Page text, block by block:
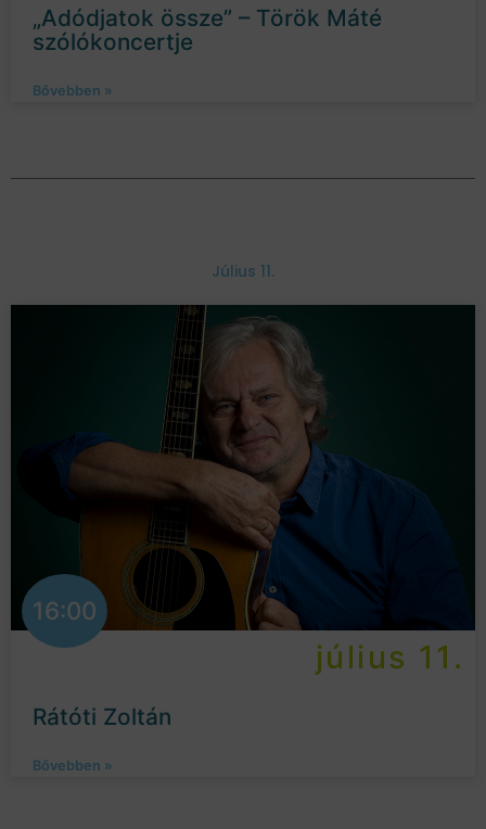
„Adódjatok össze” – Török Máté
szólókoncertje
Bővebben »
Július 11.
16:00
július 11.
Rátóti Zoltán
Bővebben »